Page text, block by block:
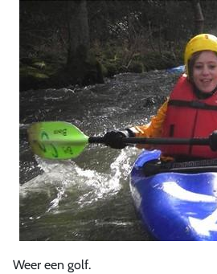
Weer een golf.